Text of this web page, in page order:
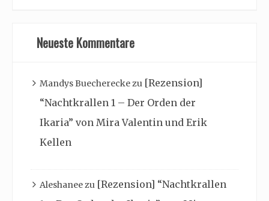
Neueste Kommentare
Mandys Buechereckezu [Rezension]
“Nachtkrallen 1 – Der Orden der
Ikaria” von Mira Valentin und Erik
Kellen
Aleshaneezu [Rezension] “Nachtkrallen